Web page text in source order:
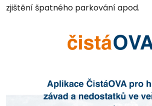
zjištění špatného parkování apod.